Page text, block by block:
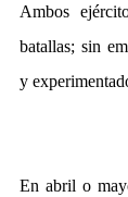
Ambos
batallas; sin
y
En abril o